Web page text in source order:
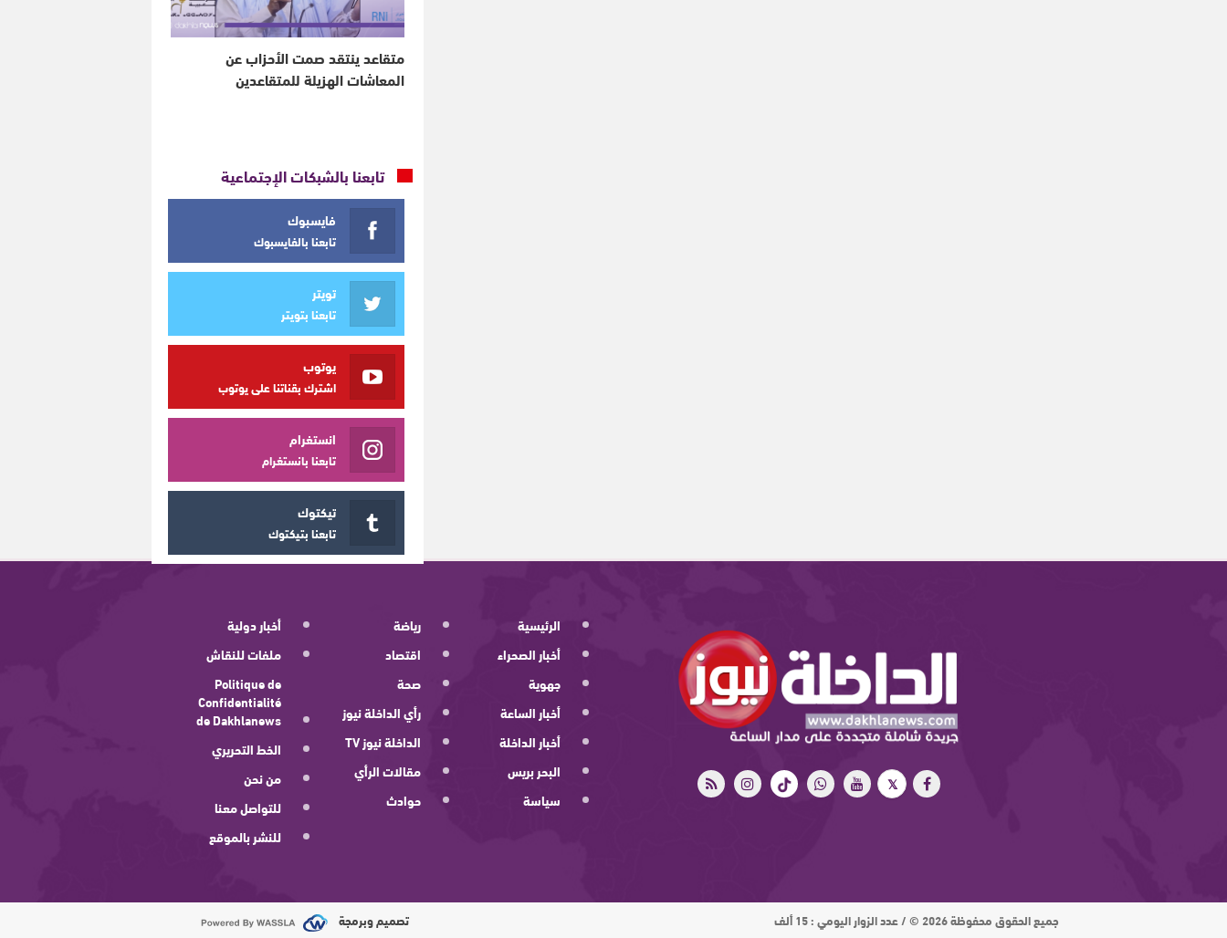
متقاعد ينتقد صمت الأحزاب عن
المعاشات الهزيلة للمتقاعدين
تابعنا بالشبكات الإجتماعية
فايسبوك
تابعنا بالفايسبوك
تويتر
تابعنا بتويتر
يوتوب
اشترك بقناتنا على يوتوب
انستغرام
تابعنا بانستغرام
تيكتوك
تابعنا بتيكتوك
الرئيسية
أخبار الصحراء
جهوية
أخبار الساعة
أخبار الداخلة
البحر بريس
سياسة
رياضة
اقتصاد
صحة
رأي الداخلة نيوز
الداخلة نيوز TV
مقالات الرأي
حوادث
أخبار دولية
ملفات للنقاش
Politique de
Confidentialité
de Dakhlanews
الخط التحريري
من نحن
للتواصل معنا
للنشر بالموقع
جميع الحقوق محفوظة 2026 © / عدد الزوار اليومي : 15 ألف تصميم وبرمجة